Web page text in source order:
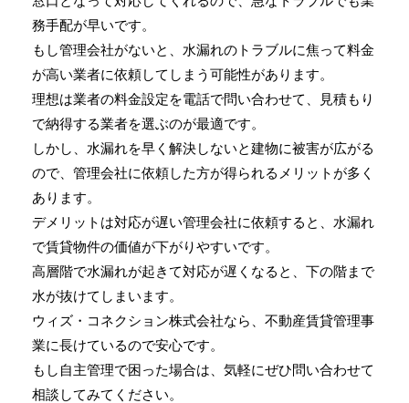
務手配が早いです。
もし管理会社がないと、水漏れのトラブルに焦って料金
が高い業者に依頼してしまう可能性があります。
理想は業者の料金設定を電話で問い合わせて、見積もり
で納得する業者を選ぶのが最適です。
しかし、水漏れを早く解決しないと建物に被害が広がる
ので、管理会社に依頼した方が得られるメリットが多く
あります。
デメリットは対応が遅い管理会社に依頼すると、水漏れ
で賃貸物件の価値が下がりやすいです。
高層階で水漏れが起きて対応が遅くなると、下の階まで
水が抜けてしまいます。
ウィズ・コネクション株式会社なら、不動産賃貸管理事
業に長けているので安心です。
もし自主管理で困った場合は、気軽にぜひ問い合わせて
相談してみてください。